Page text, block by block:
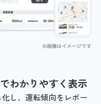
わかりやすく表示
し、運転傾向をレポー